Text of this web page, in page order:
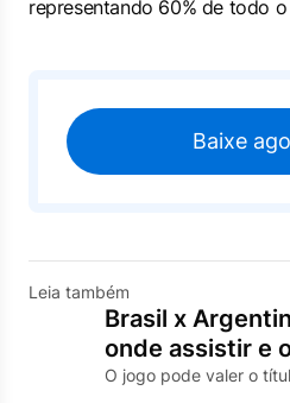
representando 60% de todo
Baixe
Leia também
Brasil x
onde assistir e
O jogo pode valer o